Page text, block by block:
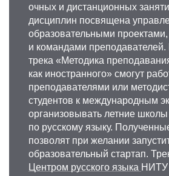
очных и дистанционных
дисциплин посвящена
образовательными
и командами преподавателей.
трека «Методика
как иностранного» смогут
преподавателями или
студентов к международным
организовывать летние
по русскому языку.
позволят при желании
образовательный стартап.
Центром русского языка